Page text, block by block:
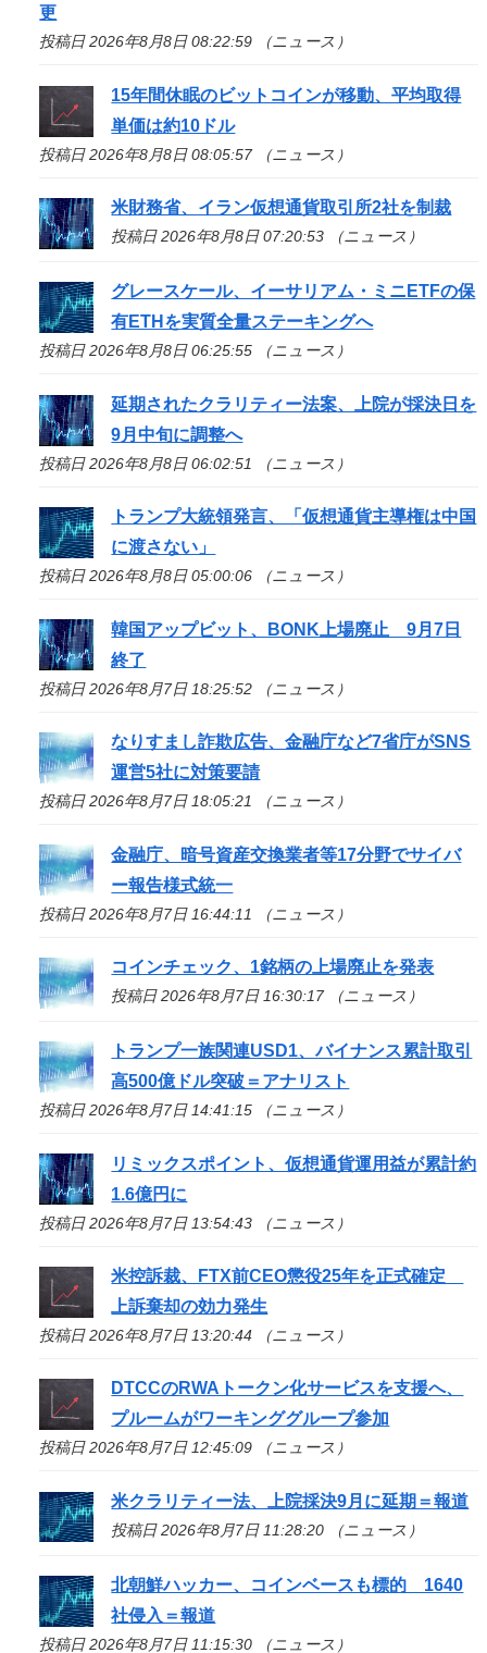
更
投稿日 2026年8月8日 08:22:59 （ニュース）
15年間休眠のビットコインが移動、平均取得
単価は約10ドル
投稿日 2026年8月8日 08:05:57 （ニュース）
米財務省、イラン仮想通貨取引所2社を制裁
投稿日 2026年8月8日 07:20:53 （ニュース）
グレースケール、イーサリアム・ミニETFの保
有ETHを実質全量ステーキングへ
投稿日 2026年8月8日 06:25:55 （ニュース）
延期されたクラリティー法案、上院が採決日を
9月中旬に調整へ
投稿日 2026年8月8日 06:02:51 （ニュース）
トランプ大統領発言、「仮想通貨主導権は中国
に渡さない」
投稿日 2026年8月8日 05:00:06 （ニュース）
韓国アップビット、BONK上場廃止 9月7日
終了
投稿日 2026年8月7日 18:25:52 （ニュース）
なりすまし詐欺広告、金融庁など7省庁がSNS
運営5社に対策要請
投稿日 2026年8月7日 18:05:21 （ニュース）
金融庁、暗号資産交換業者等17分野でサイバ
ー報告様式統一
投稿日 2026年8月7日 16:44:11 （ニュース）
コインチェック、1銘柄の上場廃止を発表
投稿日 2026年8月7日 16:30:17 （ニュース）
トランプ一族関連USD1、バイナンス累計取引
高500億ドル突破＝アナリスト
投稿日 2026年8月7日 14:41:15 （ニュース）
リミックスポイント、仮想通貨運用益が累計約
1.6億円に
投稿日 2026年8月7日 13:54:43 （ニュース）
米控訴裁、FTX前CEO懲役25年を正式確定
上訴棄却の効力発生
投稿日 2026年8月7日 13:20:44 （ニュース）
DTCCのRWAトークン化サービスを支援へ、
プルームがワーキンググループ参加
投稿日 2026年8月7日 12:45:09 （ニュース）
米クラリティー法、上院採決9月に延期＝報道
投稿日 2026年8月7日 11:28:20 （ニュース）
北朝鮮ハッカー、コインベースも標的 1640
社侵入＝報道
投稿日 2026年8月7日 11:15:30 （ニュース）